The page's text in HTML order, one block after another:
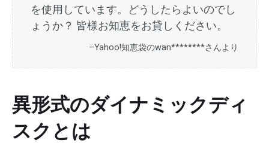
を使用しています。どうしたらよいのでし
ょうか？ 皆様お知恵をお貸しください。
–Yahoo!知恵袋のwan********さんより
異形式のダイナミックディ
スクとは